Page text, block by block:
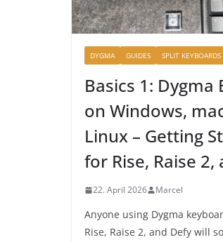
DYGMA GUIDES SPLIT KEYBOARDS
Basics 1: Dygma
on Windows,
Linux – Getting
for Rise, Raise 2,
22. April 2026 Marcel
Anyone using Dygma
Rise, Raise 2, and Defy will